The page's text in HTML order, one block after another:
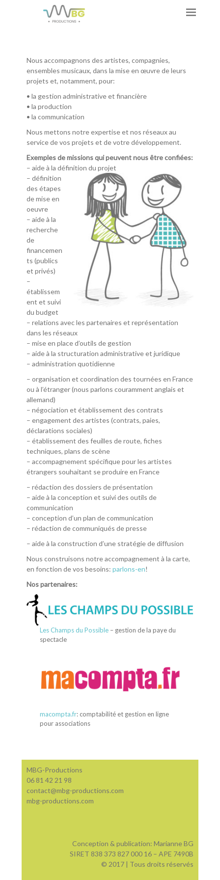
Nous accompagnons des artistes, compagnies,
ensembles musicaux, dans la mise en œuvre de leurs
projets et, notamment, pour:
• la gestion administrative et financière
• la production
• la communication
Nous mettons notre expertise et nos réseaux au
service de vos projets et de votre développement.
Exemples de missions qui peuvent nous être confiées:
– aide à la définition du projet
– définition
des étapes
de mise en
oeuvre
– aide à la
recherche
de
financemen
ts (publics
et privés)
–
établissem
ent et suivi
du budget
– relations avec les partenaires et représentation
dans les réseaux
– mise en place d’outils de gestion
– aide à la structuration administrative et juridique
– administration quotidienne
– organisation et coordination des tournées en France
ou à l’étranger (nous parlons couramment anglais et
allemand)
– négociation et établissement des contrats
– engagement des artistes (contrats, paies,
déclarations sociales)
– établissement des feuilles de route, fiches
techniques, plans de scène
– accompagnement spécifique pour les artistes
étrangers souhaitant se produire en France
– rédaction des dossiers de présentation
– aide à la conception et suivi des outils de
communication
– conception d’un plan de communication
– rédaction de communiqués de presse
– aide à la construction d’une stratégie de diffusion
Nous construisons notre accompagnement à la carte,
en fonction de vos besoins: parlons-en!
Nos partenaires:
Les Champs du Possible – gestion de la paye du
spectacle
macompta.fr: comptabilité et gestion en ligne
pour associations
MBG-Productions
06 81 42 21 98
contact@mbg-productions.com
mbg-productions.com
Conception & publication: Marianne BG
SIRET 838 373 827 000 16 – APE 7490B
© 2017 | Tous droits réservés